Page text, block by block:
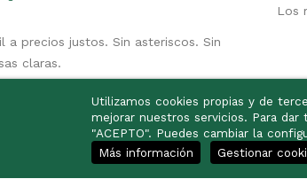
a precios justos. Sin asteriscos. Sin
claras.
Los
Utilizamos cookies propias y de
mejorar nuestros servicios. Para
"ACEPTO". Puedes cambiar la
Más información
Gestionar